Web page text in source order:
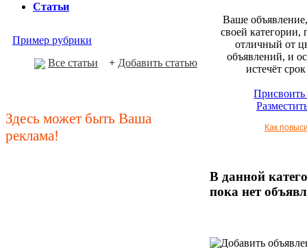
Cтатьи
Пример рубрики
Все статьи + Добавить статью
Здесь может быть Ваша
реклама!
Ваше
своей категории,
отличный от
объявлений, и
истечёт
Присвоить
Как
В данной
пока нет